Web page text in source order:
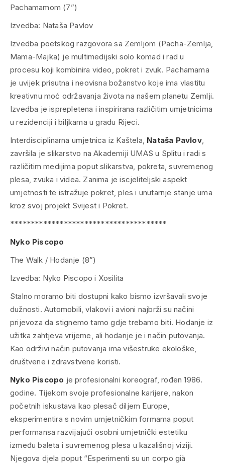
Pachamamom (7”)
Izvedba: Nataša Pavlov
Izvedba poetskog razgovora sa Zemljom (Pacha-Zemlja,
Mama-Majka) je multimedijski solo komad i rad u
procesu koji kombinira video, pokret i zvuk. Pachamama
je uvijek prisutna i neovisna božanstvo koje ima vlastitu
kreativnu moć održavanja života na našem planetu Zemlji.
Izvedba je isprepletena i inspirirana različitim umjetnicima
u rezidenciji i biljkama u gradu Rijeci.
Interdisciplinarna umjetnica iz Kaštela, Nataša Pavlov,
završila je slikarstvo na Akademiji UMAS u Splitu i radi s
različitim medijima poput slikarstva, pokreta, suvremenog
plesa, zvuka i videa. Zanima je iscjeliteljski aspekt
umjetnosti te istražuje pokret, ples i unutarnje stanje uma
kroz svoj projekt Svijest i Pokret.
**************************************
Nyko Piscopo
The Walk / Hodanje (8”)
Izvedba: Nyko Piscopo i Xosilita
Stalno moramo biti dostupni kako bismo izvršavali svoje
dužnosti. Automobili, vlakovi i avioni najbrži su načini
prijevoza da stignemo tamo gdje trebamo biti. Hodanje iz
užitka zahtjeva vrijeme, ali hodanje je i način putovanja.
Kao održivi način putovanja ima višestruke ekološke,
društvene i zdravstvene koristi.
Nyko Piscopo je profesionalni koreograf, rođen 1986.
godine. Tijekom svoje profesionalne karijere, nakon
početnih iskustava kao plesač diljem Europe,
eksperimentira s novim umjetničkim formama poput
performansa razvijajući osobni umjetnički estetiku
između baleta i suvremenog plesa u kazališnoj viziji.
Njegova djela poput “Esperimenti su un corpo già